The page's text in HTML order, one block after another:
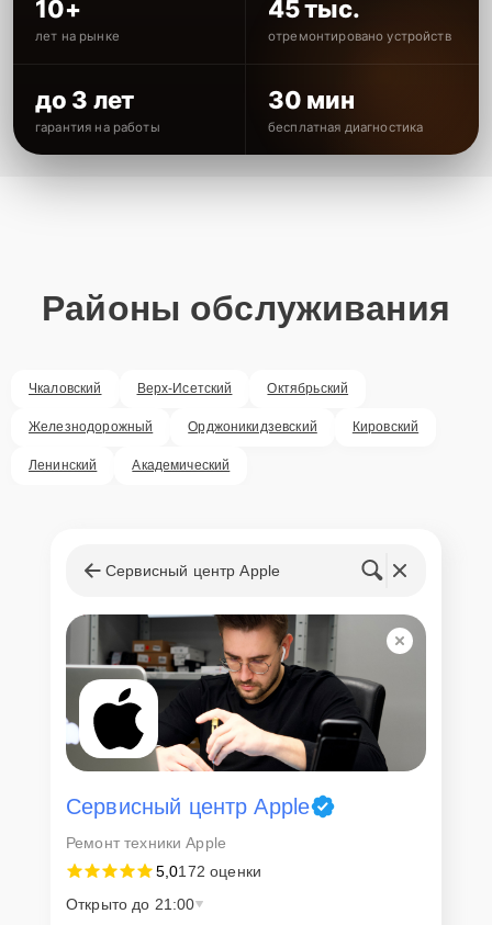
10+
лет на рынке
45 тыс.
отремонтировано устройств
до 3 лет
гарантия на работы
30 мин
бесплатная диагностика
Районы обслуживания
Чкаловский Верх-Исетский Октябрьский
Железнодорожный Орджоникидзевский Кировский
Ленинский Академический
Сервисный центр Apple
Сервисный центр Apple
Ремонт техники Apple
5,0172 оценки
Открыто до 21:00